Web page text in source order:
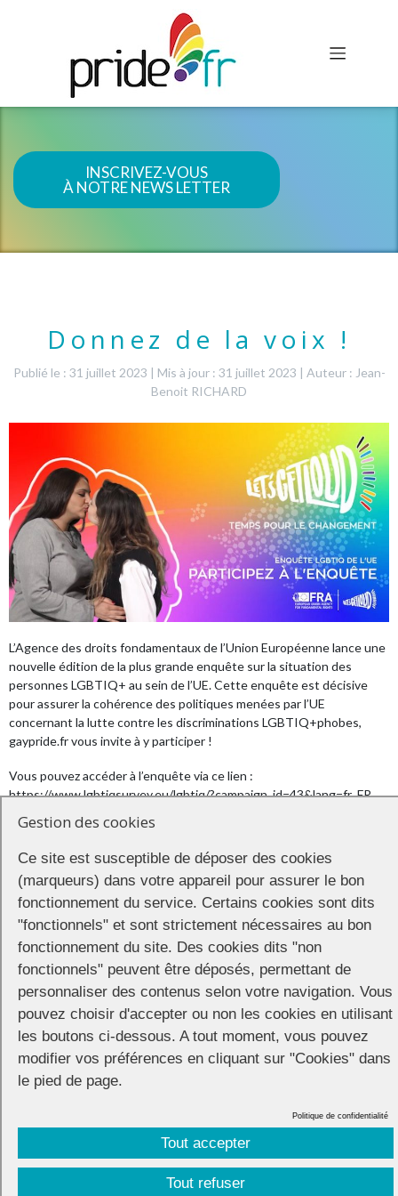
INSCRIVEZ-VOUS
À NOTRE NEWS LETTER
Donnez de la voix !
Publié le : 31 juillet 2023 | Mis à jour : 31 juillet 2023 | Auteur : Jean-
Benoit RICHARD
L’Agence des droits fondamentaux de l’Union Européenne lance une
nouvelle édition de la plus grande enquête sur la situation des
personnes LGBTIQ+ au sein de l’UE. Cette enquête est décisive
pour assurer la cohérence des politiques menées par l’UE
concernant la lutte contre les discriminations LGBTIQ+phobes,
gaypride.fr vous invite à y participer !
Vous pouvez accéder à l’enquête via ce lien :
https://www.lgbtiqsurvey.eu/lgbtiq/?campaign_id=43&lang=fr_FR
Lecteur
vidéo
00:00 00:27
Partager
© 2026 |Mentions légales
Gestion des cookies
Ce site est susceptible de déposer des cookies
(marqueurs) dans votre appareil pour assurer le bon
fonctionnement du service. Certains cookies sont dits
"fonctionnels" et sont strictement nécessaires au bon
fonctionnement du site. Des cookies dits "non
fonctionnels" peuvent être déposés, permettant de
personnaliser des contenus selon votre navigation. Vous
pouvez choisir d'accepter ou non les cookies en utilisant
les boutons ci-dessous. A tout moment, vous pouvez
modifier vos préférences en cliquant sur "Cookies" dans
le pied de page.
Tout accepter
Tout refuser
Politique de confidentialité